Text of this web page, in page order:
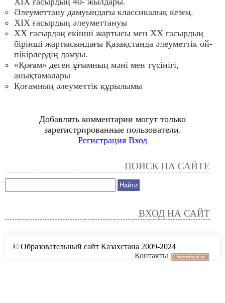
Әлеуметтану дамуындағы классикалық кезең.
XIX ғасырдың әлеуметтануы
XX ғасырдаң екінші жартысы мен ХХ ғасырдың
бірінші жартысындағы Қазақстанда әлеуметтік ой-
пікірлердің дамуы.
«Қоғам» деген ұғымның мәні мен түсінігі,
анықтамалары
Қоғамның әлеуметтік құрылымы
Добавлять комментарии могут только
зарегистрированные пользователи.
Регистрация Вход
ПОИСК НА САЙТЕ
ВХОД НА САЙТ
© Образовательный сайт Казахстана 2009-2024
Контакты